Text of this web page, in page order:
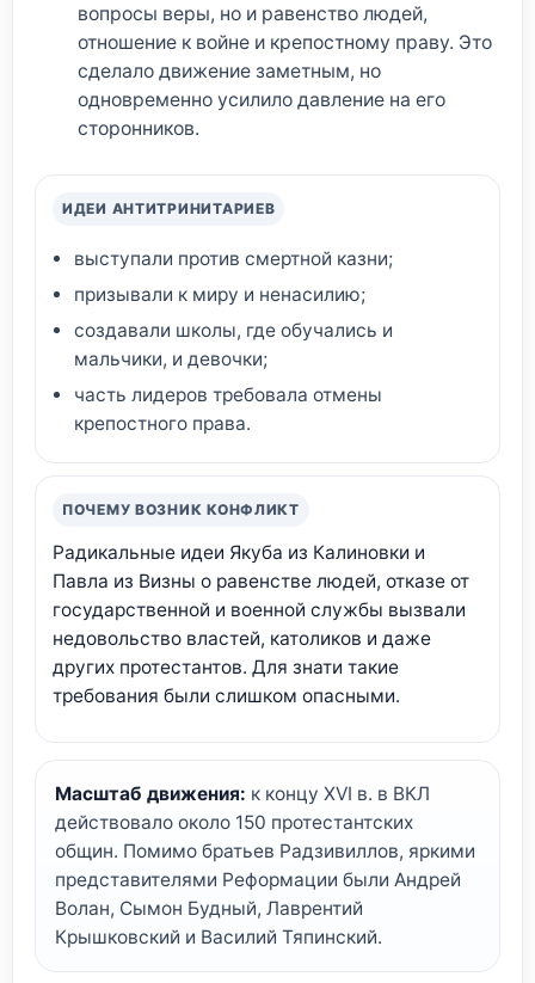
вопросы веры, но и равенство людей,
отношение к войне и крепостному праву. Это
сделало движение заметным, но
одновременно усилило давление на его
сторонников.
ИДЕИ АНТИТРИНИТАРИЕВ
выступали против смертной казни;
призывали к миру и ненасилию;
создавали школы, где обучались и
мальчики, и девочки;
часть лидеров требовала отмены
крепостного права.
ПОЧЕМУ ВОЗНИК КОНФЛИКТ
Радикальные идеи Якуба из Калиновки и
Павла из Визны о равенстве людей, отказе от
государственной и военной службы вызвали
недовольство властей, католиков и даже
других протестантов. Для знати такие
требования были слишком опасными.
Масштаб движения: к концу XVI в. в ВКЛ
действовало около 150 протестантских
общин. Помимо братьев Радзивиллов, яркими
представителями Реформации были Андрей
Волан, Сымон Будный, Лаврентий
Крышковский и Василий Тяпинский.